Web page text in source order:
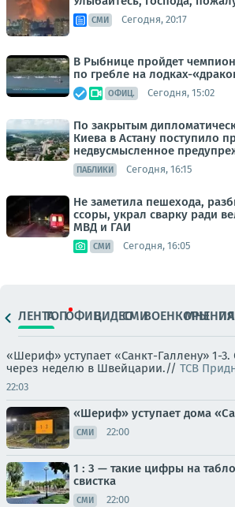
СМИ Сегодня, 20:17
В Рыбнице пройдет
по гребле на лодках-
ОФИЦ. Сегодня, 15:02
По закрытым
Киева в Астану поступило
недвусмысленное
ПАБЛИКИ Сегодня, 16:15
Не заметила пешехода,
ссоры, украл сварку ради
МВД и ГАИ
СМИ Сегодня, 16:05
ЛЕНТАТОПОФИЦ.ВИДЕОСМИВОЕНКОРЫМНЕНИЯ
«Шериф» уступает «Санкт-Галлену» 1-
через неделю в Швейцарии.// ТСВ
22:03
«Шериф» уступает дома
СМИ 22:00
1 : 3 — такие цифры на
свистка
СМИ 22:00